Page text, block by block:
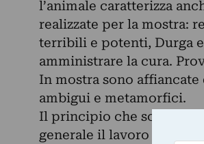
l’animale caratterizza
realizzate per la mostra:
terribili e potenti, Durga
amministrare la cura.
In mostra sono
ambigui e metamorfici.
Il principio che
generale il lavoro di